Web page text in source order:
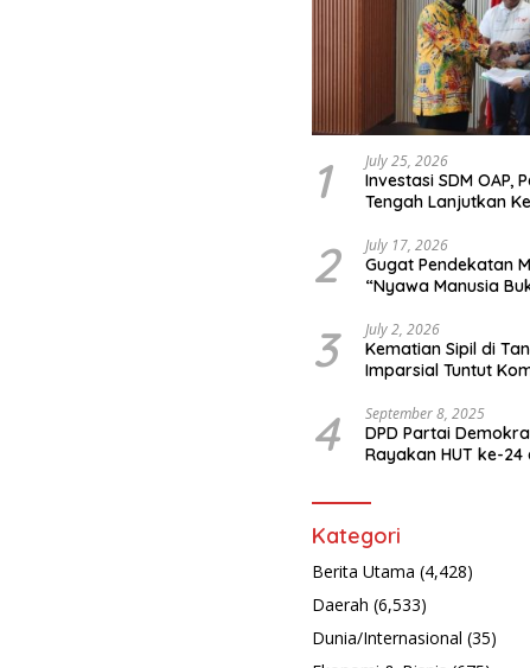
1 July 25, 2026
Investasi SDM OAP,
Tengah Lanjutkan
2 July 17, 2026
Gugat Pendekatan
“Nyawa Manusia
3 July 2, 2026
Kematian Sipil di
Imparsial Tuntut
4 September 8, 2025
DPD Partai
Rayakan HUT ke-
Kategori
Berita Utama (4,428)
Daerah (6,533)
Dunia/Internasional (35)